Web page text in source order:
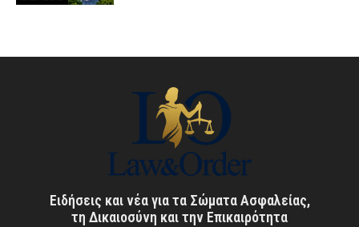
Ειδήσεις και νέα για τα Σώματα Ασφαλείας,
τη Δικαιοσύνη και την Επικαιρότητα